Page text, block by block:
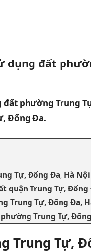
dụng đất
đất phường Trung
Đống Đa.
Tự, Đống Đa, Hà Nội
quận Trung Tự, Đống
Trung Tự, Đống Đa,
Trung Tự,
Trung Tự,